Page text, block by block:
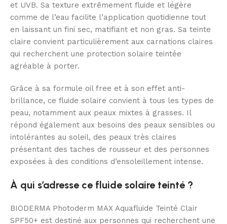
et UVB. Sa texture extrêmement fluide et légère
comme de l’eau facilite l’application quotidienne tout
en laissant un fini sec, matifiant et non gras. Sa teinte
claire convient particulièrement aux carnations claires
qui recherchent une protection solaire teintée
agréable à porter.
Grâce à sa formule oil free et à son effet anti-
brillance, ce fluide solaire convient à tous les types de
peau, notamment aux peaux mixtes à grasses. Il
répond également aux besoins des peaux sensibles ou
intolérantes au soleil, des peaux très claires
présentant des taches de rousseur et des personnes
exposées à des conditions d’ensoleillement intense.
À qui s’adresse ce fluide solaire teinté ?
BIODERMA Photoderm MAX Aquafluide Teinté Clair
SPF50+ est destiné aux personnes qui recherchent une